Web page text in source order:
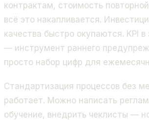
контрактам, стоимость
всё это накапливается.
качества быстро окупаются. KPI
— инструмент раннего
просто набор цифр для
Стандартизация процессов без
работает. Можно написать
обучение, внедрить чеклисты —